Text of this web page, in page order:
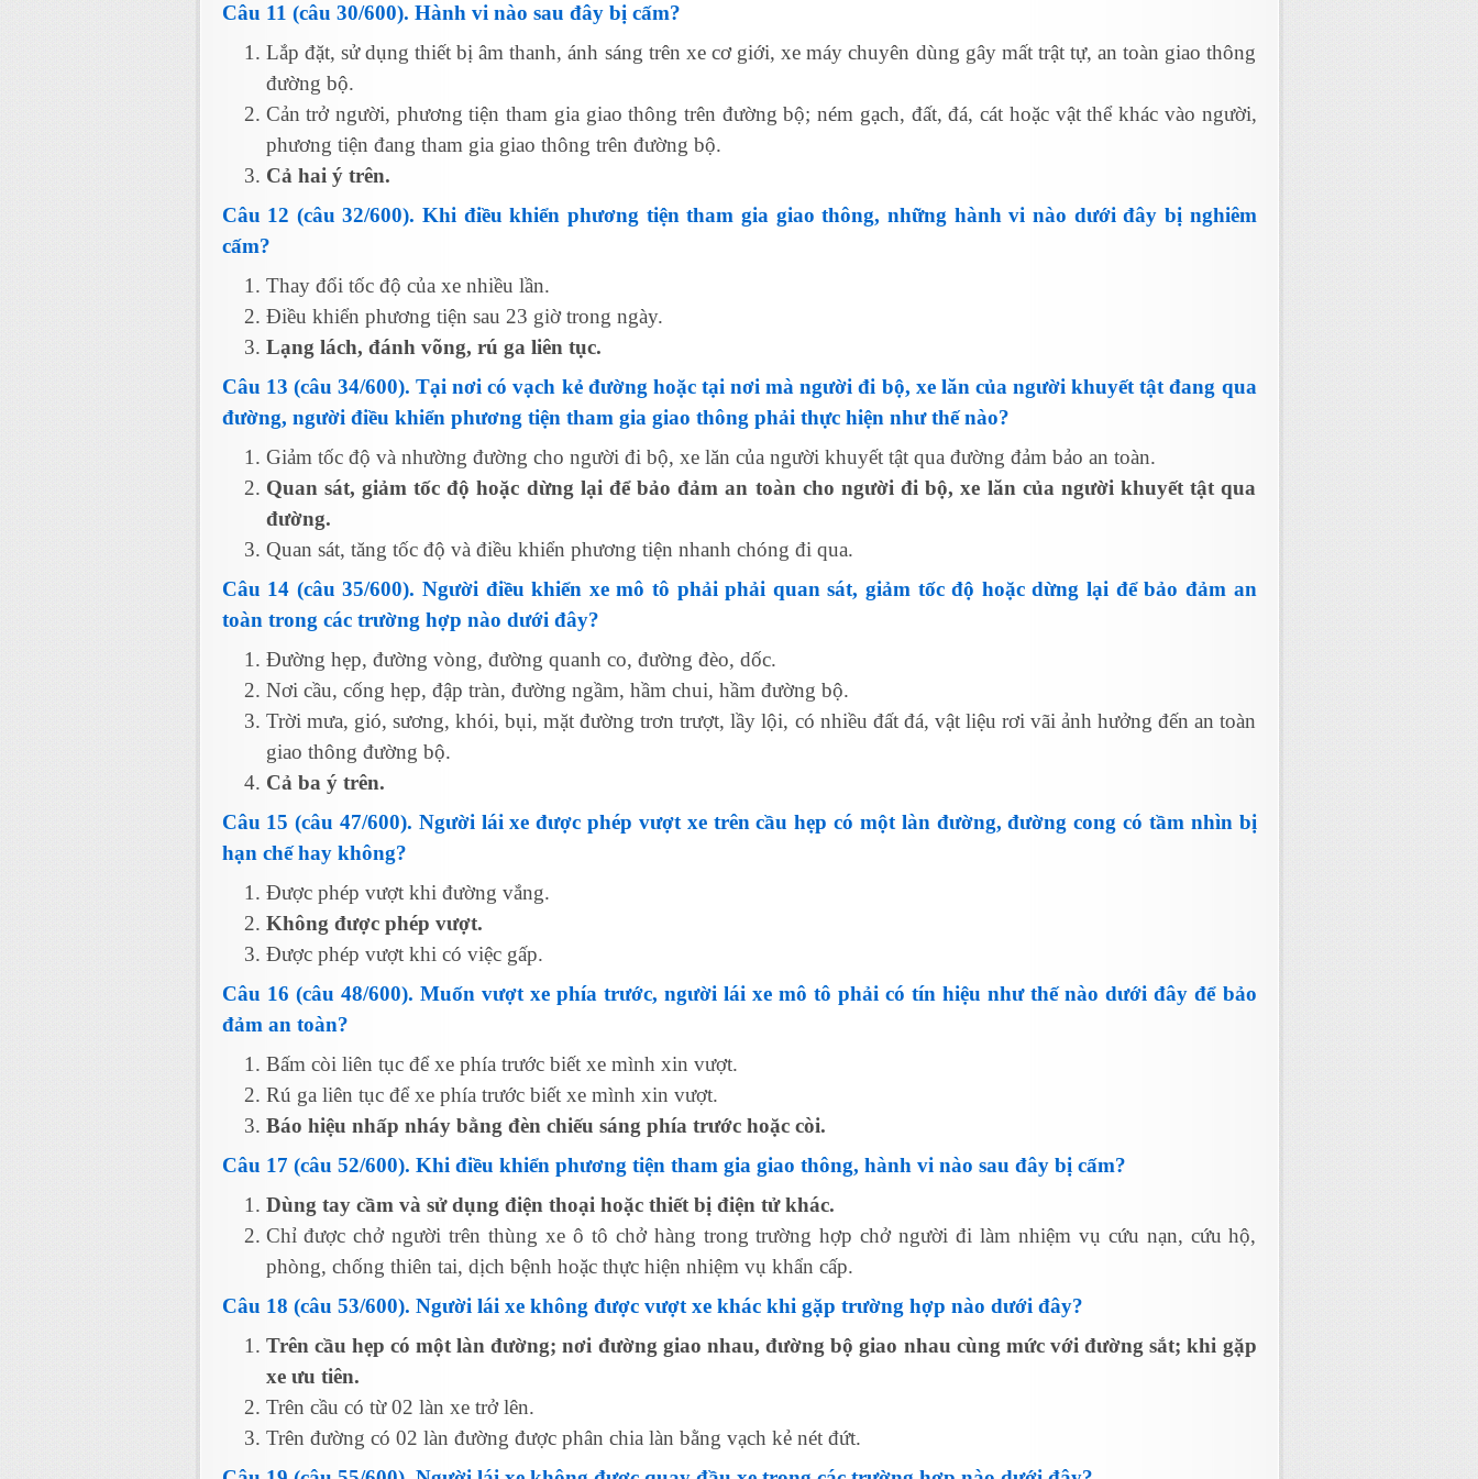
Câu 11 (câu 30/600). Hành vi nào sau đây bị cấm?
Lắp đặt, sử dụng thiết bị âm thanh, ánh sáng trên xe cơ giới, xe máy chuyên dùng gây mất trật tự, an toàn giao thông
đường bộ.
Cản trở người, phương tiện tham gia giao thông trên đường bộ; ném gạch, đất, đá, cát hoặc vật thể khác vào người,
phương tiện đang tham gia giao thông trên đường bộ.
Cả hai ý trên.
Câu 12 (câu 32/600). Khi điều khiển phương tiện tham gia giao thông, những hành vi nào dưới đây bị nghiêm
cấm?
Thay đổi tốc độ của xe nhiều lần.
Điều khiển phương tiện sau 23 giờ trong ngày.
Lạng lách, đánh võng, rú ga liên tục.
Câu 13 (câu 34/600). Tại nơi có vạch kẻ đường hoặc tại nơi mà người đi bộ, xe lăn của người khuyết tật đang qua
đường, người điều khiển phương tiện tham gia giao thông phải thực hiện như thế nào?
Giảm tốc độ và nhường đường cho người đi bộ, xe lăn của người khuyết tật qua đường đảm bảo an toàn.
Quan sát, giảm tốc độ hoặc dừng lại để bảo đảm an toàn cho người đi bộ, xe lăn của người khuyết tật qua
đường.
Quan sát, tăng tốc độ và điều khiển phương tiện nhanh chóng đi qua.
Câu 14 (câu 35/600). Người điều khiển xe mô tô phải phải quan sát, giảm tốc độ hoặc dừng lại để bảo đảm an
toàn trong các trường hợp nào dưới đây?
Đường hẹp, đường vòng, đường quanh co, đường đèo, dốc.
Nơi cầu, cống hẹp, đập tràn, đường ngầm, hầm chui, hầm đường bộ.
Trời mưa, gió, sương, khói, bụi, mặt đường trơn trượt, lầy lội, có nhiều đất đá, vật liệu rơi vãi ảnh hưởng đến an toàn
giao thông đường bộ.
Cả ba ý trên.
Câu 15 (câu 47/600). Người lái xe được phép vượt xe trên cầu hẹp có một làn đường, đường cong có tầm nhìn bị
hạn chế hay không?
Được phép vượt khi đường vắng.
Không được phép vượt.
Được phép vượt khi có việc gấp.
Câu 16 (câu 48/600). Muốn vượt xe phía trước, người lái xe mô tô phải có tín hiệu như thế nào dưới đây để bảo
đảm an toàn?
Bấm còi liên tục để xe phía trước biết xe mình xin vượt.
Rú ga liên tục để xe phía trước biết xe mình xin vượt.
Báo hiệu nhấp nháy bằng đèn chiếu sáng phía trước hoặc còi.
Câu 17 (câu 52/600). Khi điều khiển phương tiện tham gia giao thông, hành vi nào sau đây bị cấm?
Dùng tay cầm và sử dụng điện thoại hoặc thiết bị điện tử khác.
Chỉ được chở người trên thùng xe ô tô chở hàng trong trường hợp chở người đi làm nhiệm vụ cứu nạn, cứu hộ,
phòng, chống thiên tai, dịch bệnh hoặc thực hiện nhiệm vụ khẩn cấp.
Câu 18 (câu 53/600). Người lái xe không được vượt xe khác khi gặp trường hợp nào dưới đây?
Trên cầu hẹp có một làn đường; nơi đường giao nhau, đường bộ giao nhau cùng mức với đường sắt; khi gặp
xe ưu tiên.
Trên cầu có từ 02 làn xe trở lên.
Trên đường có 02 làn đường được phân chia làn bằng vạch kẻ nét đứt.